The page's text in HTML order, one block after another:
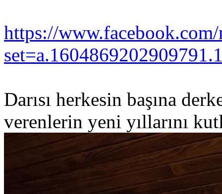
https://www.facebook.com/
Darısı herkesin başına
verenlerin yeni yıllarını